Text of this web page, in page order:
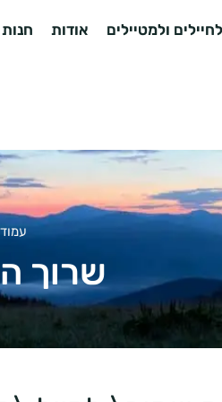
ולמטיילים אודות חנות
שרוך